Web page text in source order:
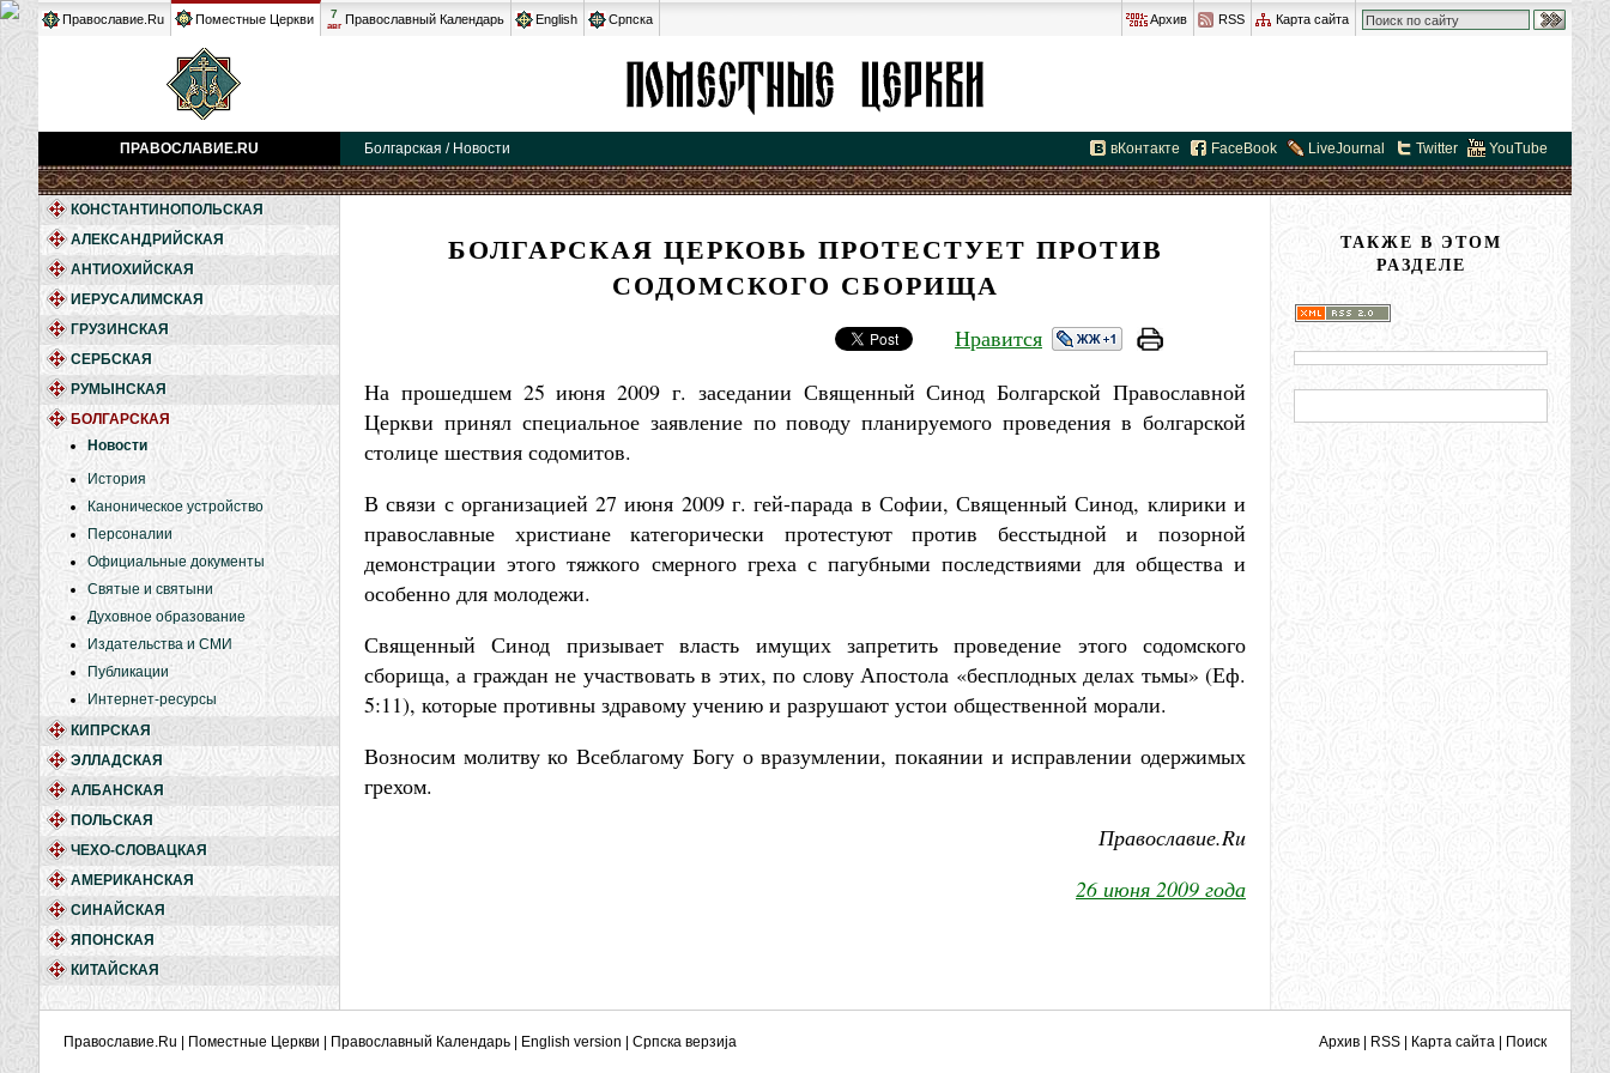
Православие.Ru Поместные Церкви 7
авг Православный Календарь English Српска Архив RSS Карта сайта
ПРАВОСЛАВИЕ.RU Болгарская / Новости вКонтакте FaceBook LiveJournal Twitter YouTube
КОНСТАНТИНОПОЛЬСКАЯ
АЛЕКСАНДРИЙСКАЯ
АНТИОХИЙСКАЯ
ИЕРУСАЛИМСКАЯ
ГРУЗИНСКАЯ
СЕРБСКАЯ
РУМЫНСКАЯ
БОЛГАРСКАЯ
Новости
История
Каноническое устройство
Персоналии
Официальные документы
Святые и святыни
Духовное образование
Издательства и СМИ
Публикации
Интернет-ресурсы
КИПРСКАЯ
ЭЛЛАДСКАЯ
АЛБАНСКАЯ
ПОЛЬСКАЯ
ЧЕХО-СЛОВАЦКАЯ
АМЕРИКАНСКАЯ
СИНАЙСКАЯ
ЯПОНСКАЯ
КИТАЙСКАЯ
БОЛГАРСКАЯ ЦЕРКОВЬ ПРОТЕСТУЕТ ПРОТИВ
СОДОМСКОГО СБОРИЩА
Нравится
На прошедшем 25 июня 2009 г. заседании Священный Синод Болгарской Православной
Церкви принял специальное заявление по поводу планируемого проведения в болгарской
столице шествия содомитов.
В связи с организацией 27 июня 2009 г. гей-парада в Софии, Священный Синод, клирики и
православные христиане категорически протестуют против бесстыдной и позорной
демонстрации этого тяжкого смерного греха с пагубными последствиями для общества и
особенно для молодежи.
Священный Синод призывает власть имущих запретить проведение этого содомского
сборища, а граждан не участвовать в этих, по слову Апостола «бесплодных делах тьмы» (Еф.
5:11), которые противны здравому учению и разрушают устои общественной морали.
Возносим молитву ко Всеблагому Богу о вразумлении, покаянии и исправлении одержимых
грехом.
Православие.Ru
26 июня 2009 года
ТАКЖЕ В ЭТОМ
РАЗДЕЛЕ
Православие.Ru Поместные Церкви Православный Календарь English version Српска верзиjа Архив RSS Карта сайта Поиск